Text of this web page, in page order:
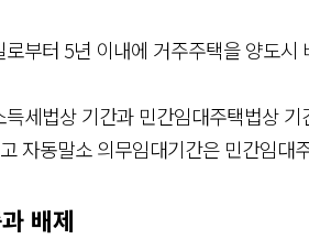
로부터 5년 이내에 거주주택을 양도
세법상 기간과 민간임대주택법상
자동말소 의무임대기간은 민간임대
배제